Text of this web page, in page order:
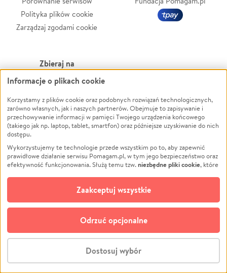
Stwórz zbiórkę - za darmo
Polityka plików cookie
Zarządzaj zgodami cookie
Zbieraj na
Leczenie
Zwierzęta
Pożar
Ukraina
Pomoc Finansowa
Projekty
Pogrzeb
Społeczność lokalna
Kultura
Powódź
Wichura
NGO
Edukacja
Podróż
Impreza
Ochrona środowiska
Biznes
© CROWDING SP. Z O.O.
Informacje o plikach cookie
Korzystamy z plików cookie oraz podobnych rozwiązań technologicznych,
zarówno własnych, jak i naszych partnerów. Obejmuje to zapisywanie i
przechowywanie informacji w pamięci Twojego urządzenia końcowego
(takiego jak np. laptop, tablet, smartfon) oraz późniejsze uzyskiwanie do nich
dostępu.
Wykorzystujemy te technologie przede wszystkim po to, aby zapewnić
prawidłowe działanie serwisu Pomagam.pl, w tym jego bezpieczeństwo oraz
efektywność funkcjonowania. Służą temu tzw.niezbędne pliki cookie, które
opcjonalnych plików cookie
technologii do celów analitycznych i retargetingowych. Możesz wyrazić
zgodę na ich stosowanie lub jej odmówić. W dowolnym momencie masz
możliwość zmiany swoich preferencji na stronie „Zarządzaj zgodami cookie”,
do której link znajdziesz w stopce serwisu Pomagam.pl. Opcjonalne pliki
cookie wykorzystywane są w następujących celach:
działanie serwisu Pomagam.pl. Dzięki nim możemy zrozumieć, jak
użytkownicy korzystają z naszego serwisu – skąd trafiają do serwisu, jak
Dostosuj wybór
Odrzuć opcjonalne
Zaakceptuj wszystkie